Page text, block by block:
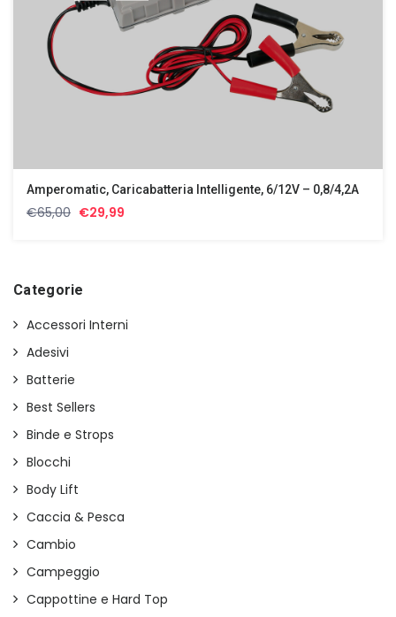
Amperomatic, Caricabatteria Intelligente, 6/12V – 0,8/4,2A
€65,00 Il
€65,00.
€29,99
Categorie
Accessori Interni
Adesivi
Batterie
Best Sellers
Binde e Strops
Blocchi
Body Lift
Caccia & Pesca
Cambio
Campeggio
Cappottine e Hard Top